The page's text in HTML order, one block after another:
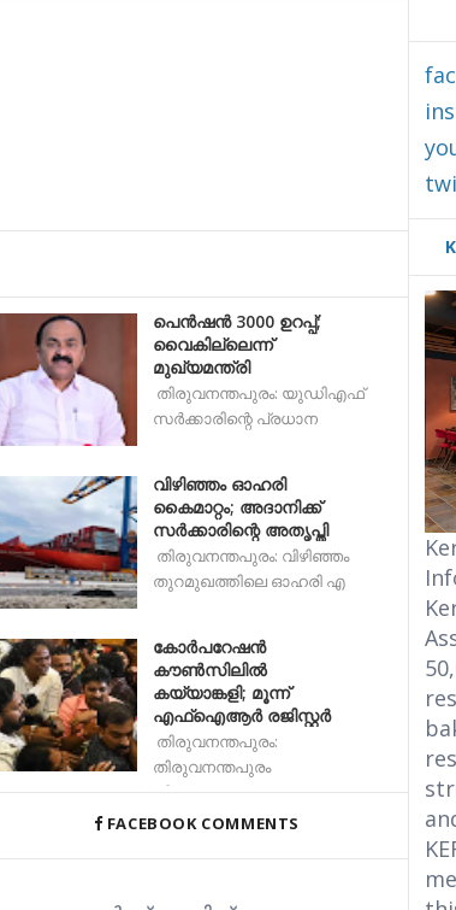
പെൻഷൻ 3000 ഉറപ്പ്;
വൈകില്ലെന്ന്
മുഖ്യമന്ത്രി
തിരുവനന്തപുരം: യുഡിഎഫ്
സർക്കാരിന്റെ പ്രധാന
വിഴിഞ്ഞം ഓഹരി
കൈമാറ്റം; അദാനിക്ക്
സർക്കാരിന്റെ അതൃപ്തി
തിരുവനന്തപുരം: വിഴിഞ്ഞം
തുറമുഖത്തിലെ ഓഹരി എ
കോർപറേഷൻ
കൗൺസിലിൽ
കയ്യാങ്കളി; മൂന്ന്
എഫ്‌ഐആർ രജിസ്റ്റർ
തിരുവനന്തപുരം:
തിരുവനന്തപുരം
കൗൺസി
FACEBOOK COMMENTS